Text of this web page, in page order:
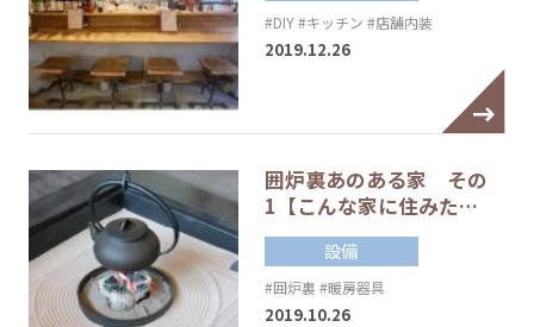
#DIY#キッチン #店舗内装
2019.12.26
囲炉裏あのある家 その
1【こんな家に住みた…
設備
#囲炉裏 #暖房器具
2019.10.26